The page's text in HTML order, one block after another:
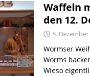
Waffeln
den 12.
5. Dezember
Wormser
Worms
Wieso